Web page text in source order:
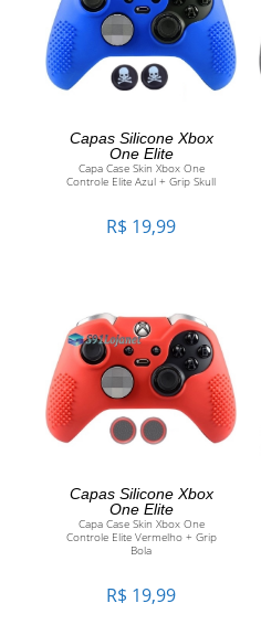
ADICIONAR AO
CARRINHO
Capas Silicone Xbox
One Elite
Capa Case Skin Xbox One
Controle Elite Azul + Grip Skull
R$ 19,99
ADICIONAR AO
CARRINHO
Capas Silicone Xbox
One Elite
Capa Case Skin Xbox One
Controle Elite Vermelho + Grip
Bola
R$ 19,99